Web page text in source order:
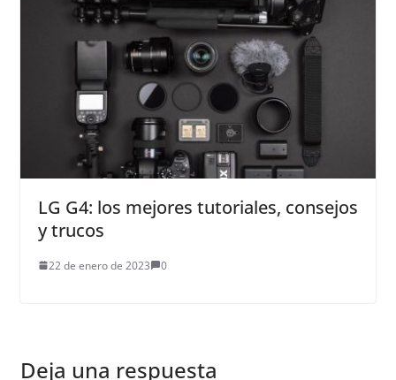
LG G4: los mejores tutoriales, consejos
y trucos
22 de enero de 2023 0
Deja una respuesta